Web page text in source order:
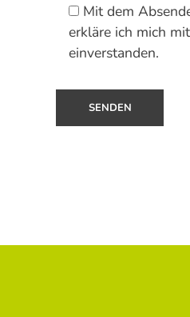
Mit dem
erkläre ich mich
einverstanden.